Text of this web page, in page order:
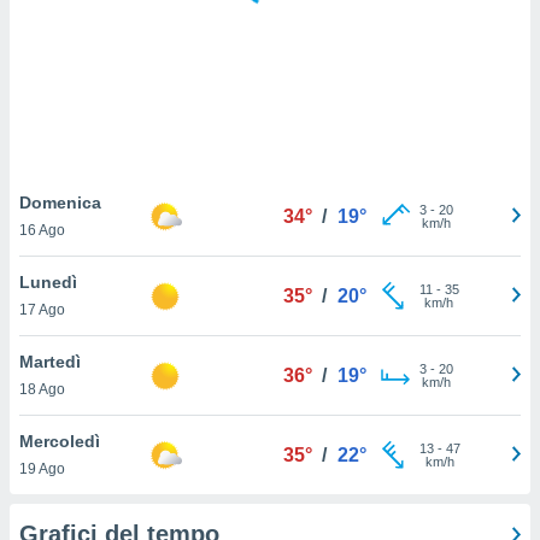
per
utilizzati
il
o
Domenica
16 Ago
34° / 19° 3- 20
km/h
Lunedì
17 Ago
35° / 20° 11 - 35
km/h
Martedì
18 Ago
36° / 19° 3- 20
km/h
Mercoledì
19 Ago
35° / 22° 13- 47
km/h
Grafici del tempo